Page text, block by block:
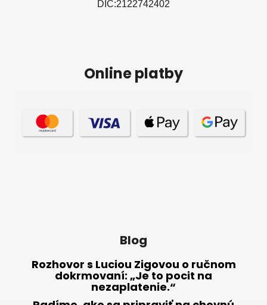
DIČ:2122742402
Online platby
Blog
Rozhovor s Luciou Zigovou o ručnom
dokrmovaní: „Je to pocit na
nezaplatenie.“